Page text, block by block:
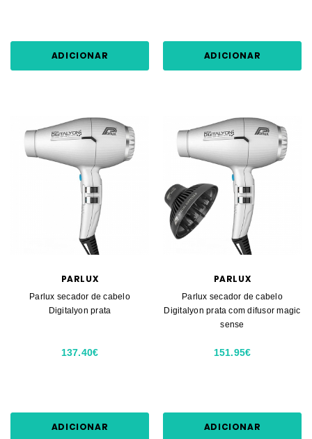
ADICIONAR ADICIONAR
PARLUX
Parlux secador de cabelo
Digitalyon prata
137.40€
ADICIONAR
PARLUX
Parlux secador de cabelo
Digitalyon prata com difusor magic
sense
151.95€
ADICIONAR